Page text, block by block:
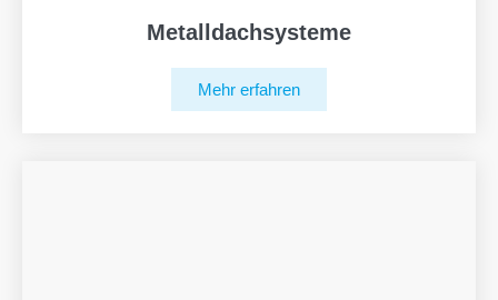
Metalldachsysteme
Mehr erfahren